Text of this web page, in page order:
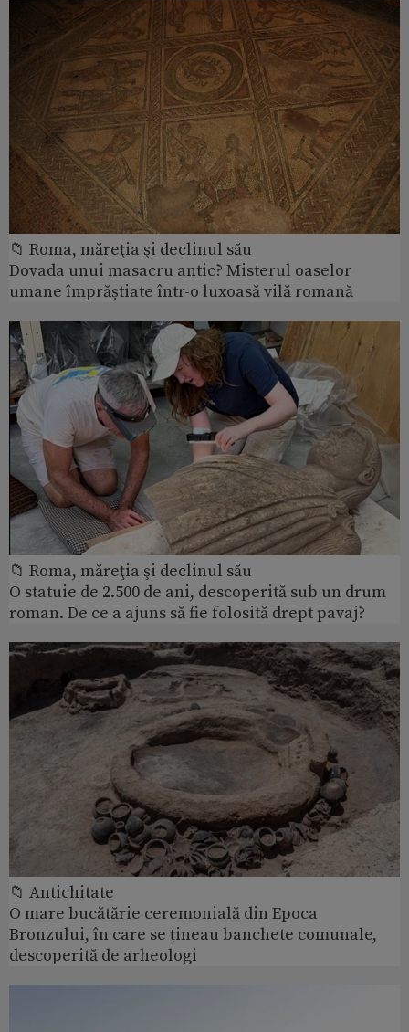
📁 Roma, măreţia şi declinul său
Dovada unui masacru antic? Misterul oaselor
umane împrăștiate într-o luxoasă vilă romană
📁 Roma, măreţia şi declinul său
O statuie de 2.500 de ani, descoperită sub un drum
roman. De ce a ajuns să fie folosită drept pavaj?
📁 Antichitate
O mare bucătărie ceremonială din Epoca
Bronzului, în care se țineau banchete comunale,
descoperită de arheologi